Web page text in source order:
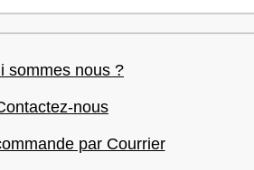
sommes nous ?
nous
par Courrier